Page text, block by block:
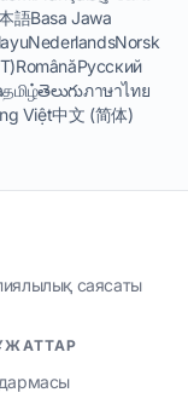
語Basa Jawa
NederlandsNorsk
RomânăРусский
தமிழ்తెలుగుภาษาไทย
Việt中文 (简体)
саясаты